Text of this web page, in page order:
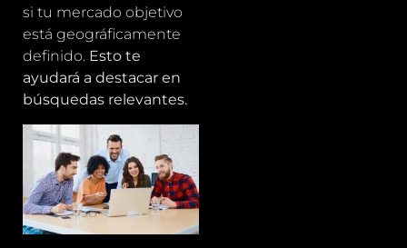
si tu mercado objetivo
está geográficamente
definido. Esto te
ayudará a destacar en
búsquedas relevantes.